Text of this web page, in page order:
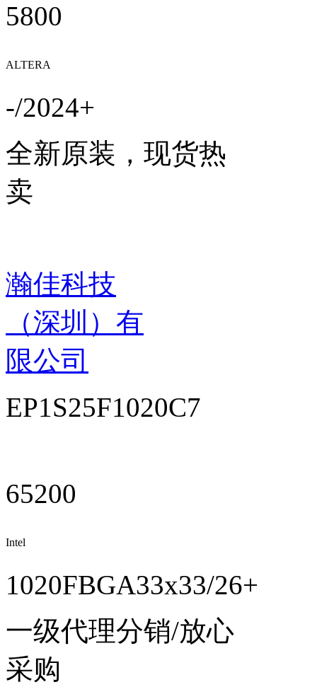
5800
ALTERA
-/2024+
全新原装，现货热
卖
瀚佳科技
（深圳）有
限公司
EP1S25F1020C7
65200
Intel
1020FBGA33x33/26+
一级代理分销/放心
采购